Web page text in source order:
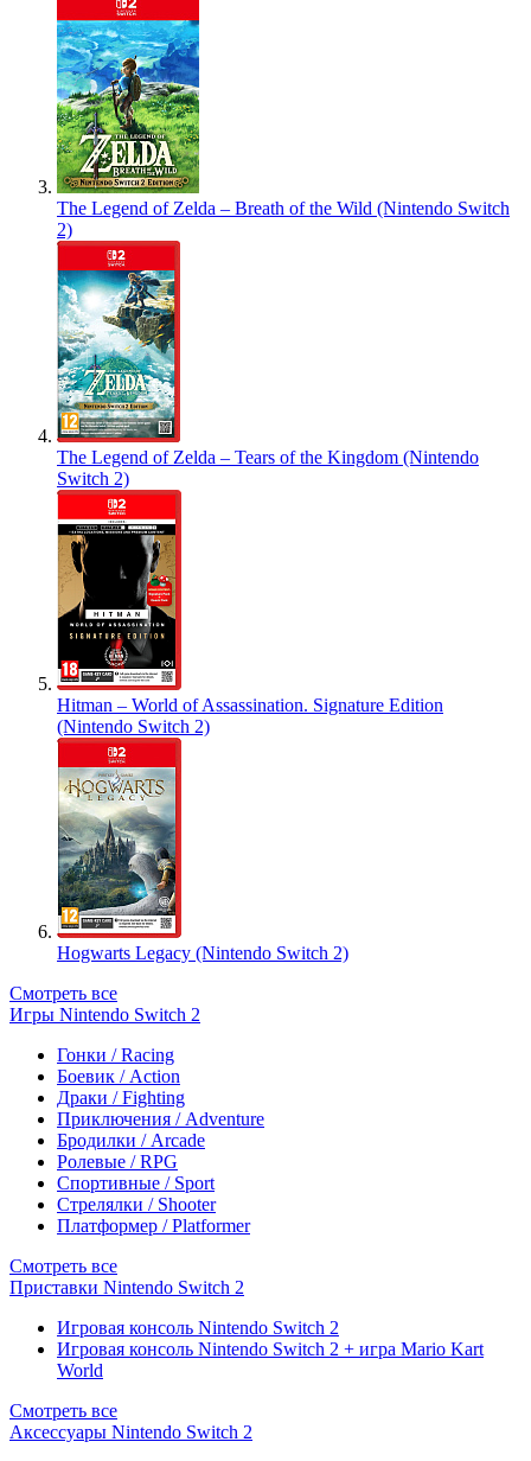
The Legend of Zelda – Breath of the Wild (Nintendo Switch
2)
The Legend of Zelda – Tears of the Kingdom (Nintendo
Switch 2)
Hitman – World of Assassination. Signature Edition
(Nintendo Switch 2)
Hogwarts Legacy (Nintendo Switch 2)
Смотреть все
Игры Nintendo Switch 2
Гонки / Racing
Боевик / Action
Драки / Fighting
Приключения / Adventure
Бродилки / Arcade
Ролевые / RPG
Спортивные / Sport
Стрелялки / Shooter
Платформер / Platformer
Смотреть все
Приставки Nintendo Switch 2
Игровая консоль Nintendo Switch 2
Игровая консоль Nintendo Switch 2 + игра Mario Kart
World
Смотреть все
Аксессуары Nintendo Switch 2